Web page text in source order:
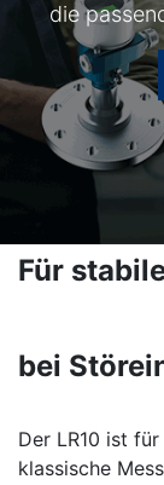
die
Für
bei
Der LR10 ist
klassische